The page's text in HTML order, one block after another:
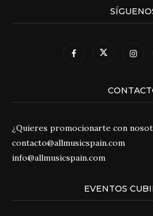
¿Quieres promocionarte con
contacto@allmusicspain.com
info@allmusicspain.com
EVENTOS